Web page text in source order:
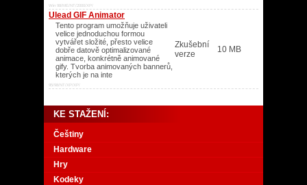
Win 98/ME/NT/2000/XP/
Ulead GIF Animator
Tento program umožňuje uživateli
velice jednoduchou formou
vytvářet složité, přesto velice
dobře datově optimalizované
animace, konkrétně animované
gify. Tvorba animovaných bannerů,
kterých je na inte
95/98/NT/XP/XP/
Zkušební
verze
10 MB
KE STAŽENÍ:
Češtiny
Hardware
Hry
Kodeky